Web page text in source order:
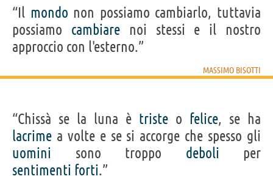
“Il mondo non possiamo cambiarlo, tuttavia
possiamo cambiarenoi stessi e il nostro
approccio con l'esterno.”
MASSIMO BISOTTI
“Chissà se la luna è triste o felice, se ha
lacrime a volte e se si accorge che spesso gli
uomini sono troppo deboli per
sentimenti forti.”